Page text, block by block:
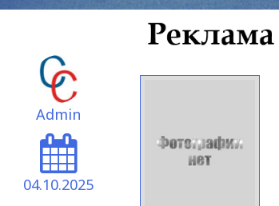
Admin
04.10.2025